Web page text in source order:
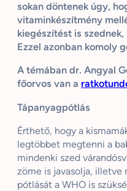
sokan döntenek úgy,
vitaminkészítmény
kiegészítést is
Ezzel azonban komoly
A témában dr. Angyal
főorvos van a
Tápanyagpótlás
Érthető, hogy a
legtöbbet megtenni a
mindenki szed
zöme is javasolja, illetve
pótlását a WHO is